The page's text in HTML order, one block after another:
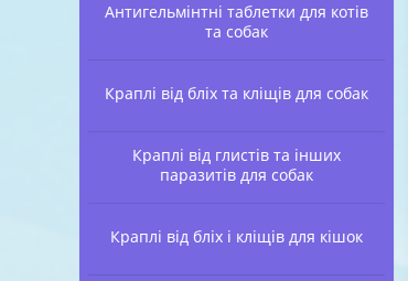
Антигельмінтні таблетки для котів
та собак
Краплі від бліх та кліщів для собак
Краплі від глистів та інших
паразитів для собак
Краплі від бліх і кліщів для кішок